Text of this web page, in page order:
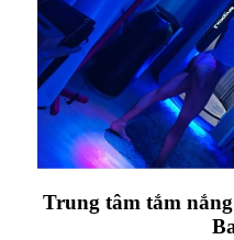
Trung tâm tắm